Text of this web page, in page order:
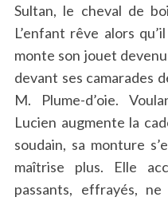
Sultan, le cheval de
L’enfant rêve alors
monte son jouet
devant ses camarades
M. Plume-d’oie.
Lucien augmente la
soudain, sa monture
maîtrise plus. Elle
passants, effrayés,